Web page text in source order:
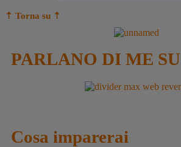
⇡ Torna su ⇡
PARLANO DI ME SU
Cosa imparerai